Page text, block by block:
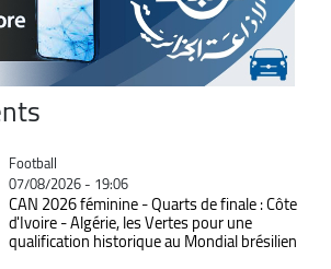
Catégorie
Football
07/08/2026 - 19:06
CAN 2026 féminine - Quarts de finale : Côte
d'Ivoire - Algérie, les Vertes pour une
qualification historique au Mondial brésilien